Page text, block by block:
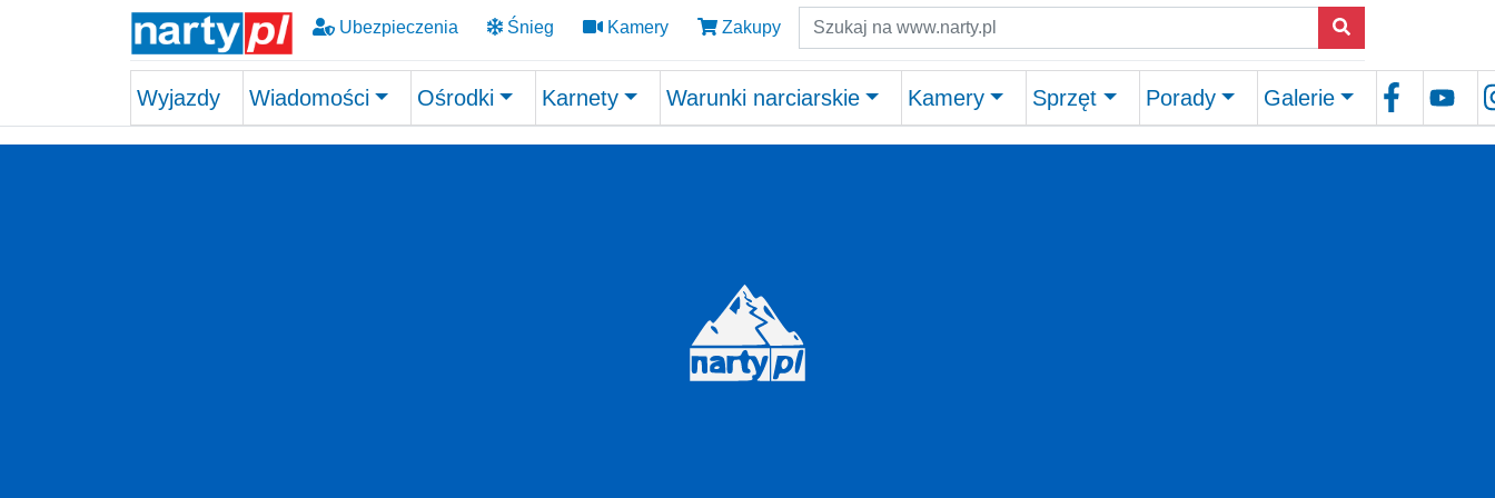
Ubezpieczenia Śnieg Kamery Zakupy Szukaj
Wyjazdy Wiadomości Ośrodki Karnety Warunki narciarskie Kamery Sprzęt Porady Galerie